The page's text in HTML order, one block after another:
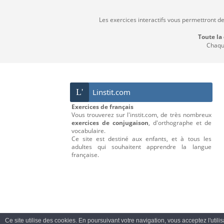
Ce site utilise des cookies. En poursuivant votre navigation, vous acceptez
Les exercices interactifs vous permettront
Toute la
L' Linstit.com
Exercices de français
Vous trouverez sur l'instit.com, de très nombreux
exercices de conjugaison, d'orthographe et de
vocabulaire.
Ce site est destiné aux enfants, et à tous les
adultes qui souhaitent apprendre la langue
française.